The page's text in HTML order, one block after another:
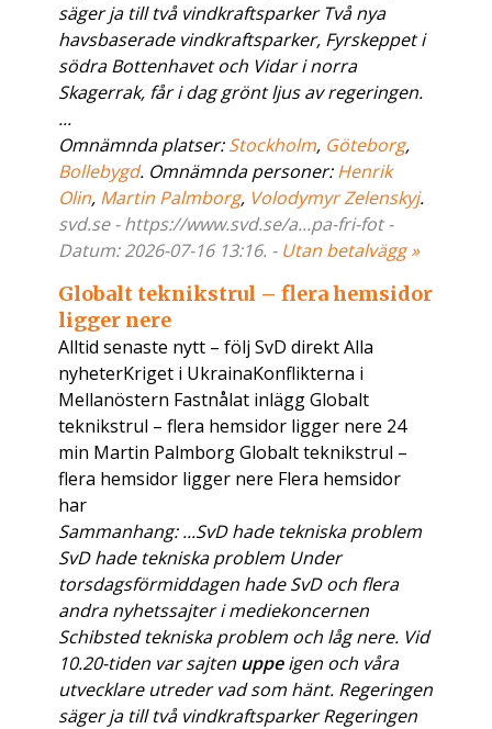
säger ja till två vindkraftsparker Två nya
havsbaserade vindkraftsparker, Fyrskeppet i
södra Bottenhavet och Vidar i norra
Skagerrak, får i dag grönt ljus av regeringen.
...
Omnämnda platser:Stockholm, Göteborg,
Bollebygd. Omnämnda personer:Henrik
Olin, Martin Palmborg, Volodymyr Zelenskyj.
svd.se - https://www.svd.se/a...pa-fri-fot -
Datum: 2026-07-16 13:16. - Utan betalvägg »
Globalt teknikstrul – flera hemsidor
ligger nere
Alltid senaste nytt – följ SvD direkt Alla
nyheterKriget i UkrainaKonflikterna i
Mellanöstern Fastnålat inlägg Globalt
teknikstrul – flera hemsidor ligger nere 24
min Martin Palmborg Globalt teknikstrul –
flera hemsidor ligger nere Flera hemsidor
har
Sammanhang: ...SvD hade tekniska problem
SvD hade tekniska problem Under
torsdagsförmiddagen hade SvD och flera
andra nyhetssajter i mediekoncernen
Schibsted tekniska problem och låg nere. Vid
10.20-tiden var sajten uppeigen och våra
utvecklare utreder vad som hänt. Regeringen
säger ja till två vindkraftsparker Regeringen